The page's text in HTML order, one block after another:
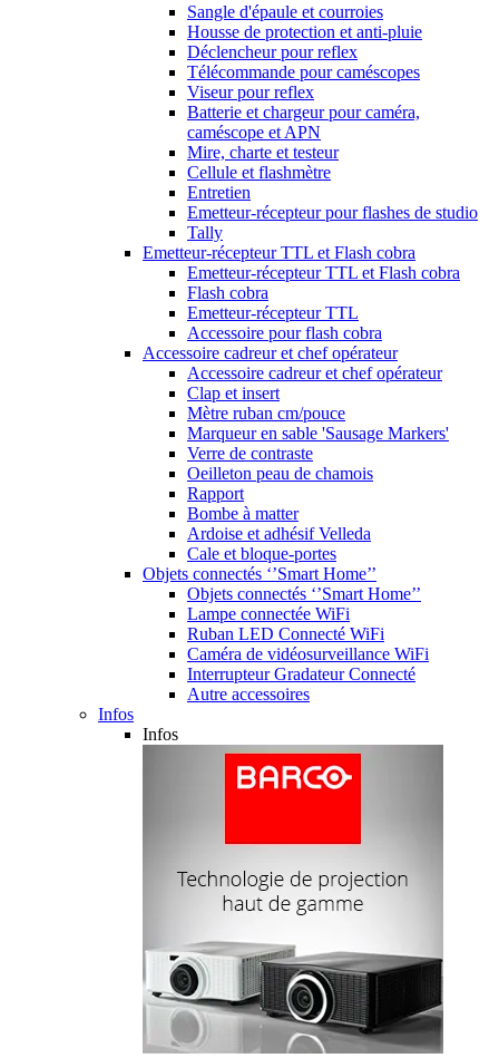
Sangle d'épaule et courroies
Housse de protection et anti-pluie
Déclencheur pour reflex
Télécommande pour caméscopes
Viseur pour reflex
Batterie et chargeur pour caméra,
caméscope et APN
Mire, charte et testeur
Cellule et flashmètre
Entretien
Emetteur-récepteur pour flashes de studio
Tally
Emetteur-récepteur TTL et Flash cobra
Emetteur-récepteur TTL et Flash cobra
Flash cobra
Emetteur-récepteur TTL
Accessoire pour flash cobra
Accessoire cadreur et chef opérateur
Accessoire cadreur et chef opérateur
Clap et insert
Mètre ruban cm/pouce
Marqueur en sable 'Sausage Markers'
Verre de contraste
Oeilleton peau de chamois
Rapport
Bombe à matter
Ardoise et adhésif Velleda
Cale et bloque-portes
Objets connectés ‘’Smart Home’’
Objets connectés ‘’Smart Home’’
Lampe connectée WiFi
Ruban LED Connecté WiFi
Caméra de vidéosurveillance WiFi
Interrupteur Gradateur Connecté
Autre accessoires
Infos
Infos